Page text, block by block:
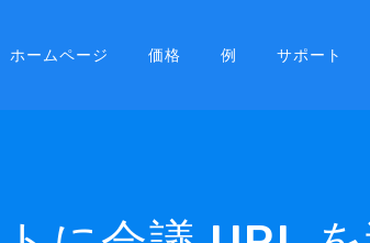
ホームページ 価格 例 サポート